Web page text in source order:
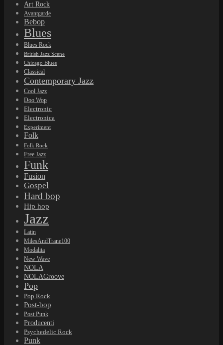
Art Rock
Avantgarde
Bebop
Blues
Blues Rock
British Jazz Scene
Chicago Blues
Classical
Contemporary Jazz
Cool Jazz
Doo Wop
Electronic
Electronica
Experiment
Folk
Folk Rock
Free Jazz
Funk
Fusion
Gospel
Hard bop
Hip hop
Jazz
Latin
MilesAndTrane100
Modalita
New Wave
NOLA
NOLAGroove
Pop
Pop Rock
Post-bop
Post Punk
Producenti
Psychedelic Rock
Punk